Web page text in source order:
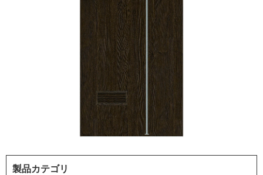
製品カテゴリ